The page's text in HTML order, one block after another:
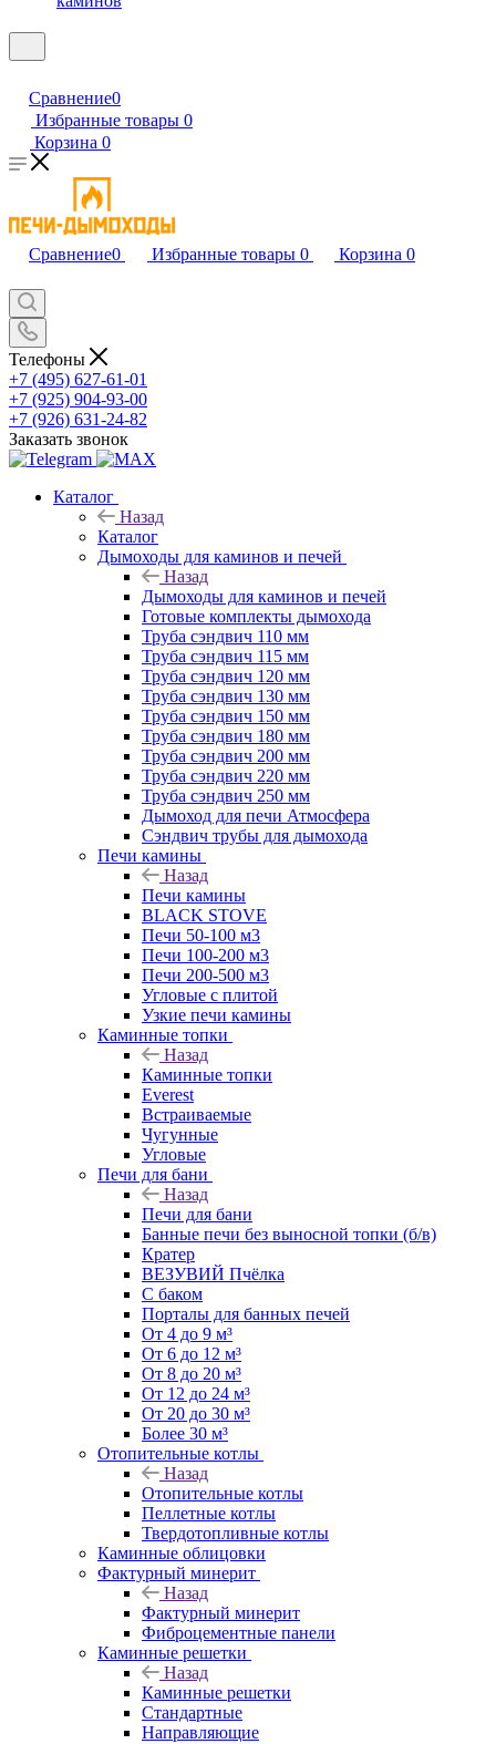
Сравнение0
Избранные товары 0
Корзина 0
Сравнение0 Избранные товары 0 Корзина 0
Телефоны
+7 (495) 627-61-01
+7 (925) 904-93-00
+7 (926) 631-24-82
Заказать звонок
Каталог
Назад
Каталог
Дымоходы для каминов и печей
Назад
Дымоходы для каминов и печей
Готовые комплекты дымохода
Труба сэндвич 110 мм
Труба сэндвич 115 мм
Труба сэндвич 120 мм
Труба сэндвич 130 мм
Труба сэндвич 150 мм
Труба сэндвич 180 мм
Труба сэндвич 200 мм
Труба сэндвич 220 мм
Труба сэндвич 250 мм
Дымоход для печи Атмосфера
Сэндвич трубы для дымохода
Печи камины
Назад
Печи камины
BLACK STOVE
Печи 50-100 м3
Печи 100-200 м3
Печи 200-500 м3
Угловые с плитой
Узкие печи камины
Каминные топки
Назад
Каминные топки
Everest
Встраиваемые
Чугунные
Угловые
Печи для бани
Назад
Печи для бани
Банные печи без выносной топки (б/в)
Кратер
ВЕЗУВИЙ Пчёлка
С баком
Порталы для банных печей
От 4 до 9 м³
От 6 до 12 м³
От 8 до 20 м³
От 12 до 24 м³
От 20 до 30 м³
Более 30 м³
Отопительные котлы
Назад
Отопительные котлы
Пеллетные котлы
Твердотопливные котлы
Каминные облицовки
Фактурный минерит
Назад
Фактурный минерит
Фиброцементные панели
Каминные решетки
Назад
Каминные решетки
Стандартные
Направляющие